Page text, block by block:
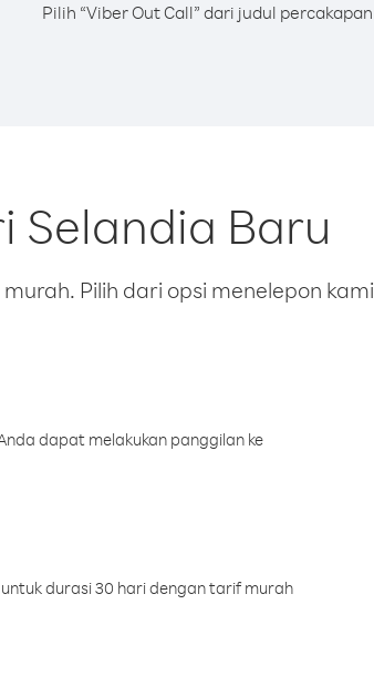
Pilih “Viber Out Call” dari judul percakapan
Selandia Baru
Pilih dari opsi menelepon kami
dapat melakukan panggilan ke
durasi 30 hari dengan tarif murah